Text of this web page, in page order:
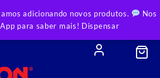
adicionando novos produtos.
Nos
para saber mais! Dispensar